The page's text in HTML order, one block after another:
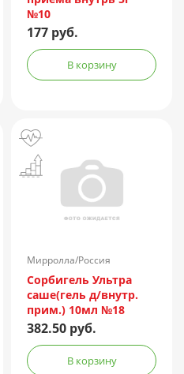
№10
177 руб.
В корзину
Мирролла/Россия
Сорбигель Ультра
саше(гель д/внутр.
прим.) 10мл №18
382.50 руб.
В корзину